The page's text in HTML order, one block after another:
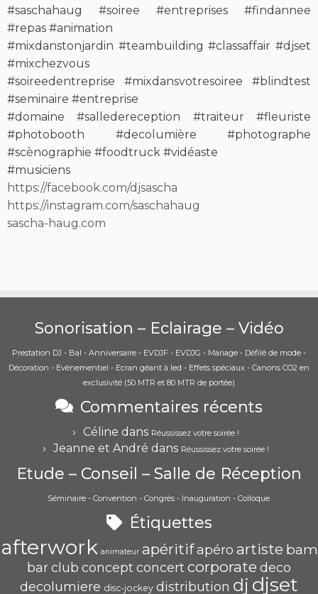
#saschahaug
#soiree #entreprises
#findannee
#repas #animation
#mixdanstonjardin #teambuilding #classaffair #djset
#mixchezvous
#soireedentreprise
#mixdansvotresoiree
#blindtest
#seminaire #entreprise
#domaine
#salledereception #traiteur
#fleuriste
#photobooth
#decolumière
#photographe
#scènographie #foodtruck #vidéaste
#musiciens
https://facebook.com/djsascha
https://instagram.com/saschahaug
sascha-haug.com
Sonorisation – Eclairage – Vidéo
Prestation DJ - Bal - Anniversaire - EVDJF - EVDJG - Mariage - Défilé de mode -
Décoration - Evènementiel - Ecran géant à led - Effets spéciaux - Canons CO2 en
exclusivité (50 MTR et 80 MTR de portée)
Commentaires récents
Céline dans Réussissez votre soirée !
Jeanne et André dans Réussissez votre soirée !
Etude – Conseil – Salle de Réception
Séminaire - Convention - Congrès - Inauguration - Colloque.
Étiquettes
afterwork animateur apéritif apéro artiste bam
barclub conceptconcertcorporate deco
decolumiere disc-jockey distribution dj djset